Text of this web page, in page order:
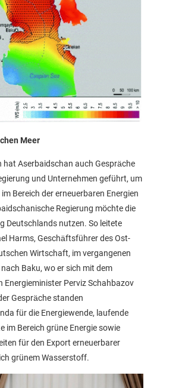
Meer
hat Aserbaidschan auch Gespräche
und Unternehmen geführt, um
Bereich der erneuerbaren Energien
Regierung möchte die
Deutschlands nutzen. So leitete
Harms, Geschäftsführer des Ost-
Wirtschaft, im vergangenen
Baku, wo er sich mit dem
Energieminister Perviz Schahbazov
Gespräche standen
für die Energiewende, laufende
im Bereich grüne Energie sowie
für den Export erneuerbarer
grünem Wasserstoff.